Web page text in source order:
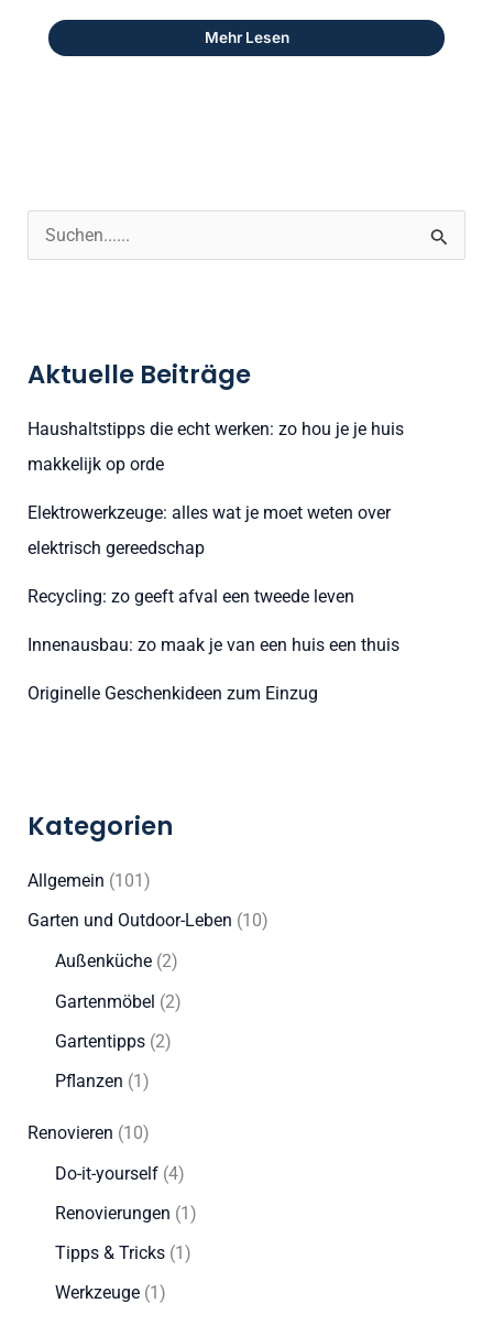
Mehr Lesen
e
c
h
:
Aktuelle Beiträge
Haushaltstipps die echt werken: zo hou je je huis
makkelijk op orde
Elektrowerkzeuge: alles wat je moet weten over
elektrisch gereedschap
Recycling: zo geeft afval een tweede leven
Innenausbau: zo maak je van een huis een thuis
Originelle Geschenkideen zum Einzug
Kategorien
Allgemein (101)
Garten und Outdoor-Leben (10)
Außenküche(2)
Gartenmöbel (2)
Gartentipps(2)
Pflanzen (1)
Renovieren (10)
Do-it-yourself(4)
Renovierungen (1)
Tipps & Tricks(1)
Werkzeuge(1)